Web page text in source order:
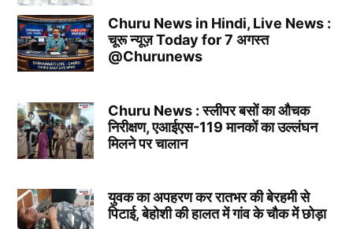
Churu News in Hindi, Live News :
चूरू न्यूज़ Today for 7 अगस्त
@Churunews
Churu News : स्लीपर बसों का औचक
निरीक्षण, एआईएस-119 मानकों का उल्लंघन
मिलने पर चालान
युवक का अपहरण कर रातभर की बेरहमी से
पिटाई, बेहोशी की हालत में गांव के चौक में छोड़ा